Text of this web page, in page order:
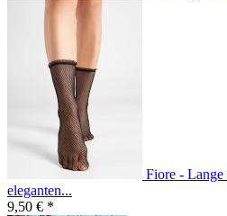
Fiore - Lange
eleganten...
9,50 € *